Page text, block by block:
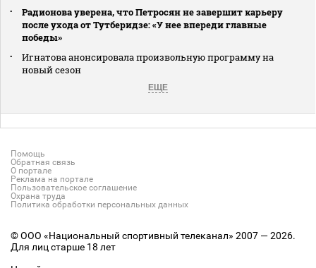
Радионова уверена, что Петросян не завершит карьеру
после ухода от Тутберидзе: «У нее впереди главные
победы»
Игнатова анонсировала произвольную программу на
новый сезон
ЕЩЕ
Помощь
Обратная связь
О портале
Реклама на портале
Пользовательское соглашение
Охрана труда
Политика обработки персональных данных
© ООО «Национальный спортивный телеканал» 2007 — 2026.
Для лиц старше 18 лет